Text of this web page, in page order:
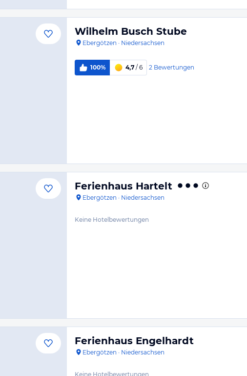
Wilhelm Busch Stube
Ebergötzen · Niedersachsen
100% 4,7 / 6 2 Bewertungen
Ferienhaus Hartelt
Ebergötzen · Niedersachsen
Keine Hotelbewertungen
Ferienhaus Engelhardt
Ebergötzen · Niedersachsen
Keine Hotelbewertungen